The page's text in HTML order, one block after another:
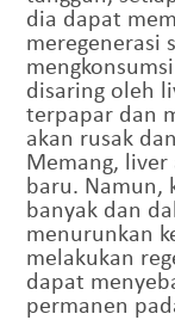
dia dapat
meregenerasi
disaring oleh
terpapar dan
akan rusak
Memang, liver
baru. Namun,
banyak dan
menurunkan
melakukan
dapat
permanen